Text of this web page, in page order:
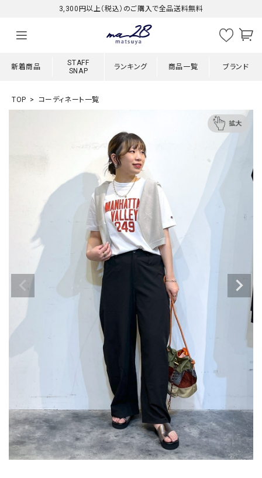
3,300円以上（税込）のご購入で全品送料無料
新着商品
STAFF
SNAP
ランキング 商品一覧 ブランド
TOP コーディネート一覧